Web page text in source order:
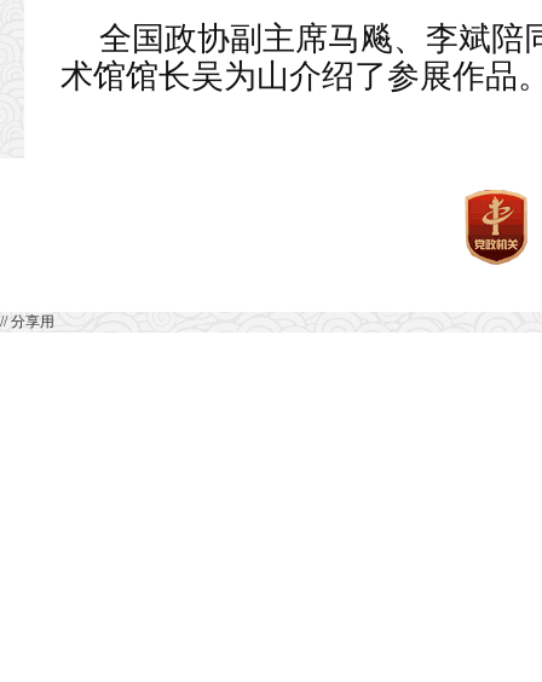
全国政协副主席马飚、李斌陪
术馆馆长吴为山介绍了参展作品
// 分享用